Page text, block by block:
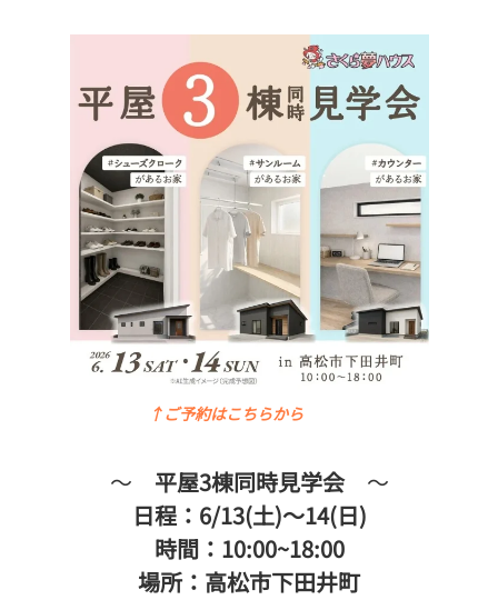
↑ご予約はこちらから
～ 平屋3棟同時見学会 ～
日程：6/13(土)～14(日)
時間：10:00~18:00
場所：高松市下田井町